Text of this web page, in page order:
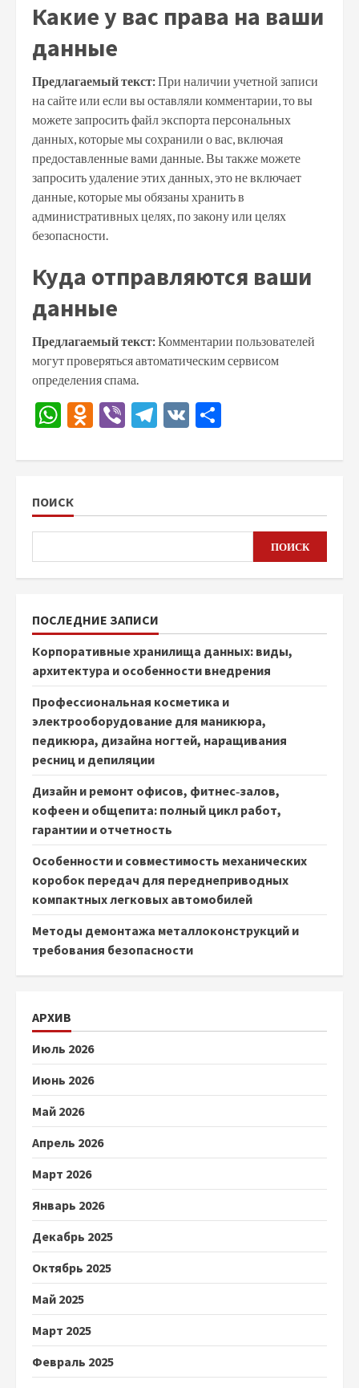
Какие у вас права на ваши
данные
Предлагаемый текст:При наличии учетной записи
на сайте или если вы оставляли комментарии, то вы
можете запросить файл экспорта персональных
данных, которые мы сохранили о вас, включая
предоставленные вами данные. Вы также можете
запросить удаление этих данных, это не включает
данные, которые мы обязаны хранить в
административных целях, по закону или целях
безопасности.
Куда отправляются ваши
данные
Предлагаемый текст:Комментарии пользователей
могут проверяться автоматическим сервисом
определения спама.
WhatsApp
Odnoklassniki
ViberTelegram
VK
ПОИСК
ПОИСК
ПОСЛЕДНИЕ ЗАПИСИ
Корпоративные хранилища данных: виды,
архитектура и особенности внедрения
Профессиональная косметика и
электрооборудование для маникюра,
педикюра, дизайна ногтей, наращивания
ресниц и депиляции
Дизайн и ремонт офисов, фитнес‑залов,
кофеен и общепита: полный цикл работ,
гарантии и отчетность
Особенности и совместимость механических
коробок передач для переднеприводных
компактных легковых автомобилей
Методы демонтажа металлоконструкций и
требования безопасности
АРХИВ
Июль 2026
Июнь 2026
Май 2026
Апрель 2026
Март 2026
Январь 2026
Декабрь 2025
Октябрь 2025
Май 2025
Март 2025
Февраль 2025